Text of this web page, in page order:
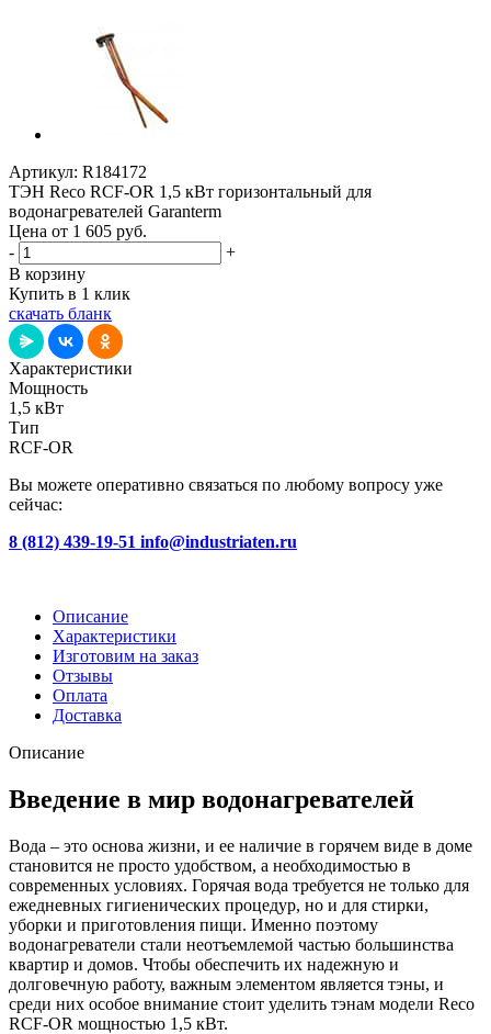
Артикул: R184172
ТЭН Reco RCF-OR 1,5 кВт горизонтальный для
водонагревателей Garanterm
Цена от 1 605 руб.
-
+
В корзину
Купить в 1 клик
скачать бланк
Характеристики
Мощность
1,5 кВт
Тип
RCF-OR
Вы можете оперативно связаться по любому вопросу уже
сейчас:
8 (812) 439-19-51 info@industriaten.ru
Описание
Характеристики
Изготовим на заказ
Отзывы
Оплата
Доставка
Описание
Введение в мир водонагревателей
Вода – это основа жизни, и ее наличие в горячем виде в доме
становится не просто удобством, а необходимостью в
современных условиях. Горячая вода требуется не только для
ежедневных гигиенических процедур, но и для стирки,
уборки и приготовления пищи. Именно поэтому
водонагреватели стали неотъемлемой частью большинства
квартир и домов. Чтобы обеспечить их надежную и
долговечную работу, важным элементом является тэны, и
среди них особое внимание стоит уделить тэнам модели Reco
RCF-OR мощностью 1,5 кВт.